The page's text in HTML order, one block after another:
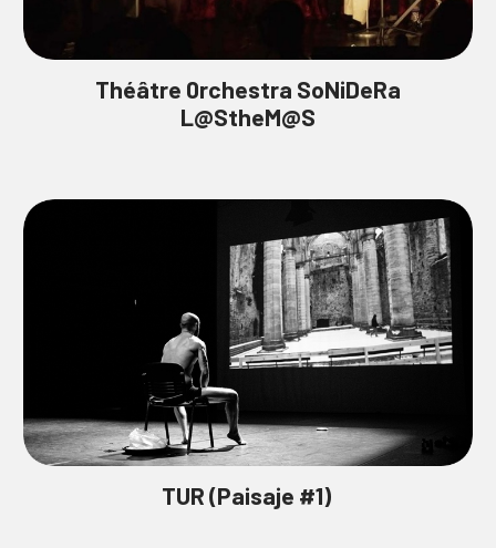
Théâtre 0rchestra SoNiDeRa
L@StheM@S
TUR (Paisaje #1)